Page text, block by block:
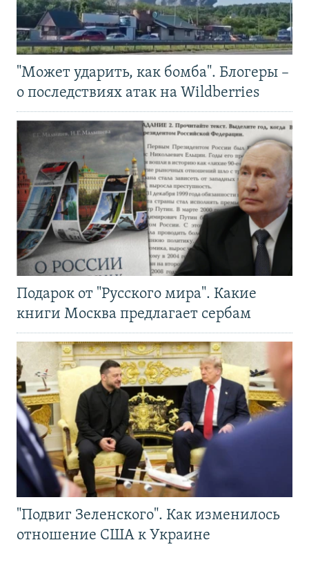
"Может ударить, как бомба". Блогеры –
о последствиях атак на Wildberries
Подарок от "Русского мира". Какие
книги Москва предлагает сербам
"Подвиг Зеленского". Как изменилось
отношение США к Украине